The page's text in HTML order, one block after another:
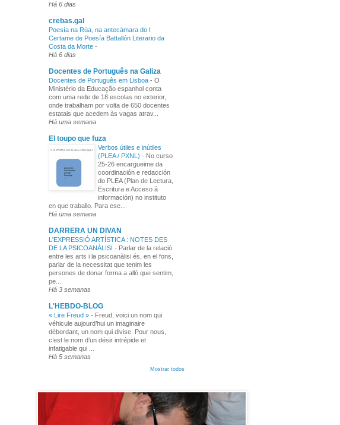
Há 6 dias
crebas.gal
Poesía na Rúa, na antecámara do I
Certame de Poesía Battallón Literario da
Costa da Morte -
Há 6 dias
Docentes de Português na Galiza
Docentes de Português em Lisboa - O
Ministério da Educação espanhol conta
com uma rede de 18 escolas no exterior,
onde trabalham por volta de 650 docentes
estatais que acedem às vagas atrav...
Há uma semana
El toupo que fuza
Verbos útiles e inútiles
(PLEA / PXNL) - No curso
25-26 encargueime da
coordinación e redacción
do PLEA (Plan de Lectura,
Escritura e Acceso á
información) no instituto
en que traballo. Para ese...
Há uma semana
DARRERA UN DIVAN
L'EXPRESSIÓ ARTÍSTICA : NOTES DES
DE LA PSICOANÀLISI - Parlar de la relació
entre les arts i la psicoanàlisi és, en el fons,
parlar de la necessitat que tenim les
persones de donar forma a allò que sentim,
pe...
Há 3 semanas
L'HEBDO-BLOG
« Lire Freud » - Freud, voici un nom qui
véhicule aujourd’hui un imaginaire
débordant, un nom qui divise. Pour nous,
c’est le nom d’un désir intrépide et
infatigable qui ...
Há 5 semanas
Mostrar todos